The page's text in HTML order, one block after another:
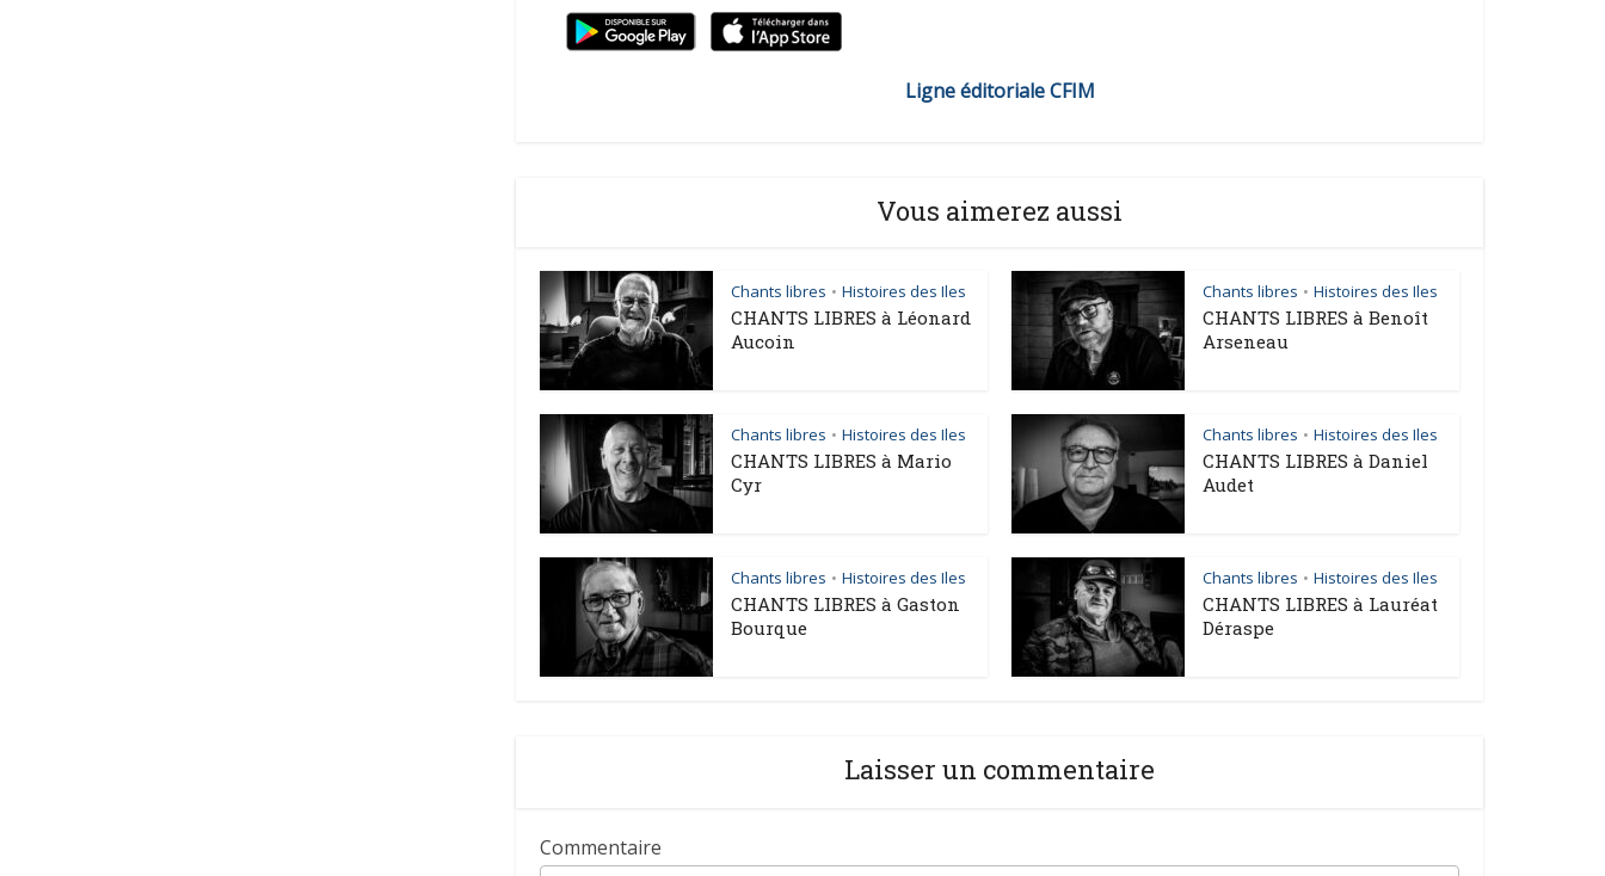
Ligne éditoriale CFIM
Vous aimerez aussi
Chants libres • Histoires des Iles
CHANTS LIBRES à Léonard
Aucoin
Chants libres • Histoires des Iles
CHANTS LIBRES à Benoît
Arseneau
Chants libres • Histoires des Iles
CHANTS LIBRES à Mario
Cyr
Chants libres • Histoires des Iles
CHANTS LIBRES à Daniel
Audet
Chants libres • Histoires des Iles
CHANTS LIBRES à Gaston
Bourque
Chants libres • Histoires des Iles
CHANTS LIBRES à Lauréat
Déraspe
Laisser un commentaire
Commentaire